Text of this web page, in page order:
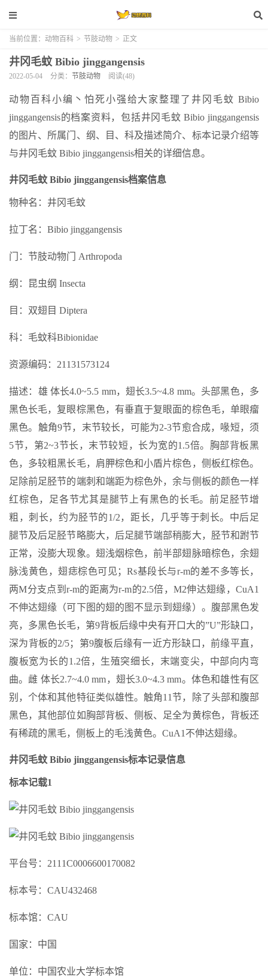
当前位置： 动物百科 > 节肢动物 > 正文
井冈毛蚊 Bibio jinggangensis
2022-05-04 分类： 节肢动物 阅读(48)
动物百科小编丶怕死小强给大家整理了井冈毛蚊 Bibio
jinggangensis的档案资料，包括井冈毛蚊 Bibio jinggangensis
的图片、所属门、纲、目、科及描述简介、标本记录介绍等
与井冈毛蚊 Bibio jinggangensis相关的详细信息。
井冈毛蚊 Bibio jinggangensis档案信息
物种名：井冈毛蚊
拉丁名：Bibio jinggangensis
门：节肢动物门 Arthropoda
纲：昆虫纲 Insecta
目：双翅目 Diptera
科：毛蚊科Bibionidae
资源编码：21131573124
描述：雄 体长4.0~5.5 mm，翅长3.5~4.8 mm。头部黑色，多
黑色长毛，复眼棕黑色，有垂直于复眼面的棕色毛，单眼瘤
黑色。触角9节，末节较长，可能为2-3节愈合成，喙短，须
5节，第2~3节长，末节较短，长为宽的1.5倍。胸部背板黑
色，多较粗黑长毛，肩胛棕色和小盾片棕色，侧板红棕色。
足除前足胫节的端刺和端距为棕色外，余与侧板的颜色一样
红棕色，足各节尤其是腿节上有黑色的长毛。前足胫节增
粗，刺长，约为胫节的1/2，距长，几乎等于刺长。中后足
腿节及后足胫节略膨大，后足腿节端部稍膨大，胫节和跗节
正常，没膨大现象。翅浅烟棕色，前半部翅脉暗棕色，余翅
脉浅黄色，翅痣棕色可见；Rs基段长与r-m的差不多等长，
两M分支点到r-m的距离为r-m的2.5倍，M2伸达翅缘，CuA1
不伸达翅缘（可下图的翅的图不显示到翅缘）。腹部黑色发
亮，多黑色长毛，第9背板后缘中央有开口大的”U”形缺口，
深为背板的2/5；第9腹板后缘有一近方形缺口，前缘平直，
腹板宽为长的1.2倍，生殖突细长，末端变尖，中部向内弯
曲。雌 体长2.7~4.0 mm，翅长3.0~4.3 mm。体色和雄性有区
别，个体和其他特征类似雄性。触角11节，除了头部和腹部
黑色，其他部位如胸部背板、侧板、足全为黄棕色，背板还
有稀疏的黑毛，侧板上的毛浅黄色。CuA1不伸达翅缘。
井冈毛蚊 Bibio jinggangensis标本记录信息
标本记载1
平台号：2111C0006600170082
标本号：CAU432468
标本馆：CAU
国家：中国
单位：中国农业大学标本馆